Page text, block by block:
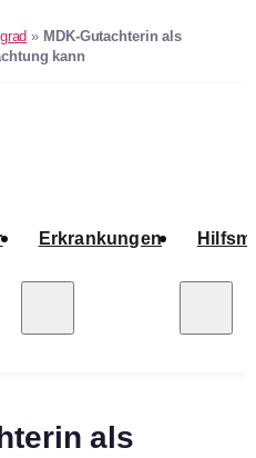
» MDK-Gutachterin als
kann
Erkrankungen
als